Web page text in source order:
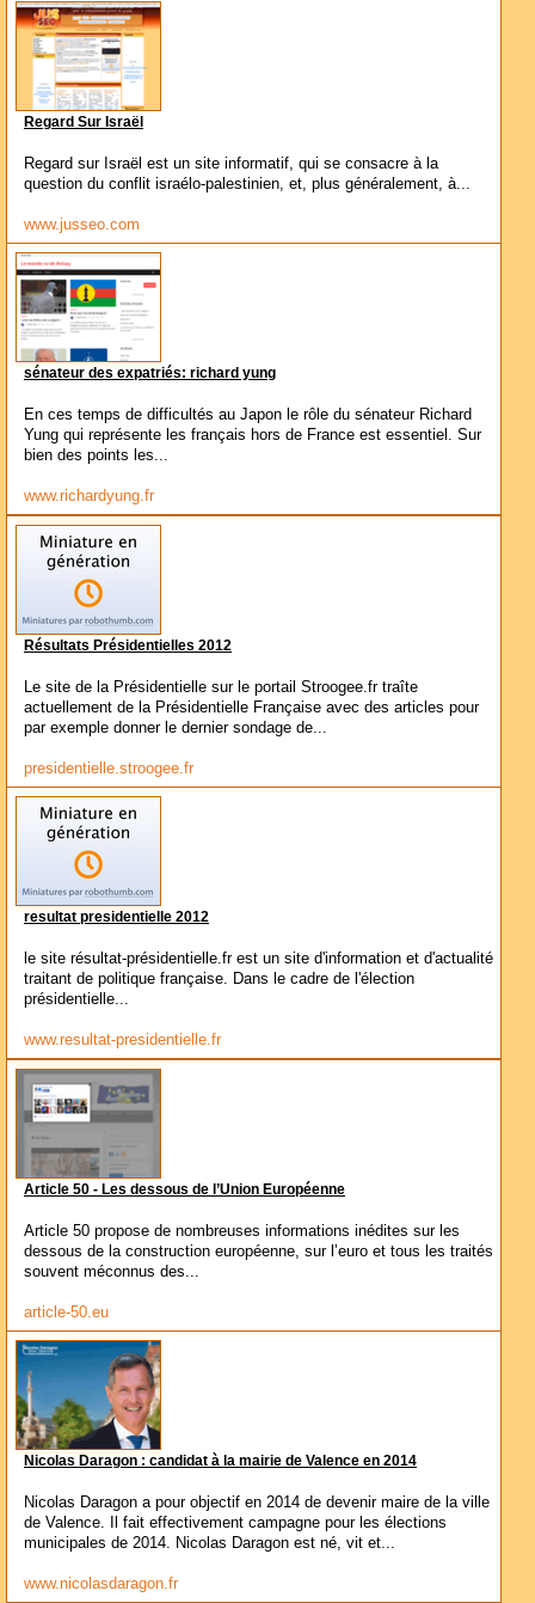
Regard Sur Israël
Regard sur Israël est un site informatif, qui se consacre à la
question du conflit israélo-palestinien, et, plus généralement, à...
www.jusseo.com
sénateur des expatriés: richard yung
En ces temps de difficultés au Japon le rôle du sénateur Richard
Yung qui représente les français hors de France est essentiel. Sur
bien des points les...
www.richardyung.fr
Résultats Présidentielles 2012
Le site de la Présidentielle sur le portail Stroogee.fr traîte
actuellement de la Présidentielle Française avec des articles pour
par exemple donner le dernier sondage de...
presidentielle.stroogee.fr
resultat presidentielle 2012
le site résultat-présidentielle.fr est un site d'information et d'actualité
traitant de politique française. Dans le cadre de l'élection
présidentielle...
www.resultat-presidentielle.fr
Article 50 - Les dessous de l’Union Européenne
Article 50 propose de nombreuses informations inédites sur les
dessous de la construction européenne, sur l’euro et tous les traités
souvent méconnus des...
article-50.eu
Nicolas Daragon : candidat à la mairie de Valence en 2014
Nicolas Daragon a pour objectif en 2014 de devenir maire de la ville
de Valence. Il fait effectivement campagne pour les élections
municipales de 2014. Nicolas Daragon est né, vit et...
www.nicolasdaragon.fr